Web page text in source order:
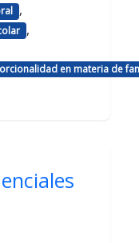
,
,
en materia de